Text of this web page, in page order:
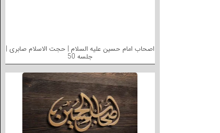
اصحاب امام حسین علیه السلام | حجت الاسلام صابری |
جلسه 50